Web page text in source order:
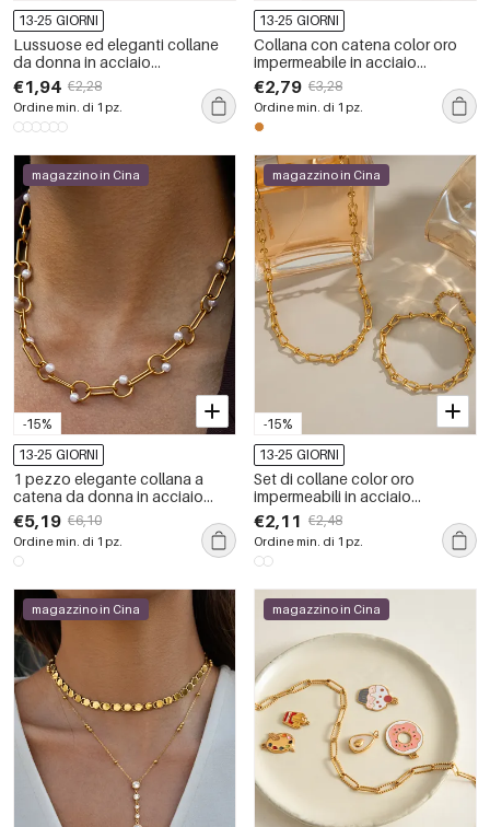
13-25 GIORNI
Lussuose ed eleganti collane
da donna in acciaio
inossidabile impermeabile color
oro con strass.
€1,94 €2,28
Ordine min. di 1 pz.
13-25 GIORNI
Collana con catena color oro
impermeabile in acciaio
inossidabile da 1 pezzo
€2,79 €3,28
Ordine min. di 1 pz.
-15%
magazzino in Cina
13-25 GIORNI
1 pezzo elegante collana a
catena da donna in acciaio
inossidabile color oro
impermeabile
€5,19 €6,10
Ordine min. di 1 pz.
-15%
magazzino in Cina
13-25 GIORNI
Set di collane color oro
impermeabili in acciaio
inossidabile
€2,11 €2,48
Ordine min. di 1 pz.
magazzino in Cina magazzino in Cina